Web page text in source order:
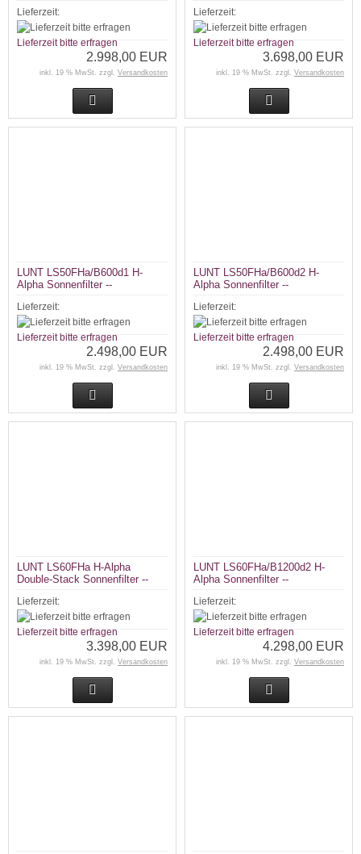
Lieferzeit:
Lieferzeit bitte erfragen
2.998,00 EUR
inkl. 19 % MwSt. zzgl. Versandkosten
Lieferzeit:
Lieferzeit bitte erfragen
3.698,00 EUR
inkl. 19 % MwSt. zzgl. Versandkosten
LUNT LS50FHa/B600d1 H-
Alpha Sonnenfilter --
Lieferzeit:
Lieferzeit bitte erfragen
2.498,00 EUR
inkl. 19 % MwSt. zzgl. Versandkosten
LUNT LS50FHa/B600d2 H-
Alpha Sonnenfilter --
Lieferzeit:
Lieferzeit bitte erfragen
2.498,00 EUR
inkl. 19 % MwSt. zzgl. Versandkosten
LUNT LS60FHa H-Alpha
Double-Stack Sonnenfilter --
Lieferzeit:
Lieferzeit bitte erfragen
3.398,00 EUR
inkl. 19 % MwSt. zzgl. Versandkosten
LUNT LS60FHa/B1200d2 H-
Alpha Sonnenfilter --
Lieferzeit:
Lieferzeit bitte erfragen
4.298,00 EUR
inkl. 19 % MwSt. zzgl. Versandkosten